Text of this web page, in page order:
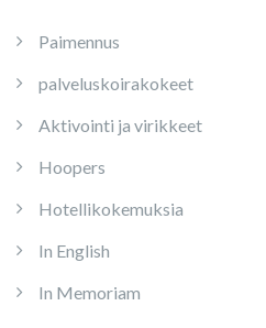
Paimennus
palveluskoirakokeet
Aktivointi ja virikkeet
Hoopers
Hotellikokemuksia
In English
In Memoriam